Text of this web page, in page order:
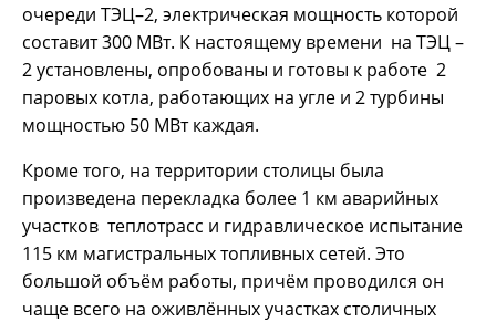
очереди ТЭЦ–2, электрическая мощность которой
составит 300 МВт. К настоящему времени на ТЭЦ –
2 установлены, опробованы и готовы к работе 2
паровых котла, работающих на угле и 2 турбины
мощностью 50 МВт каждая.
Кроме того, на территории столицы была
произведена перекладка более 1 км аварийных
участков теплотрасс и гидравлическое испытание
115 км магистральных топливных сетей. Это
большой объём работы, причём проводился он
чаще всего на оживлённых участках столичных